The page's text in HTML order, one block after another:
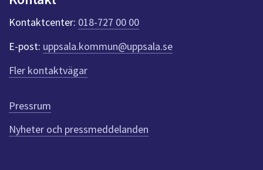
k
e
r
f
ö
r
e
n
n
a
Kontaktcenter: 018-727 00 00
E-post: uppsala.kommun@uppsala.se
Fler kontaktvägar
Pressrum
Nyheter och pressmeddelanden